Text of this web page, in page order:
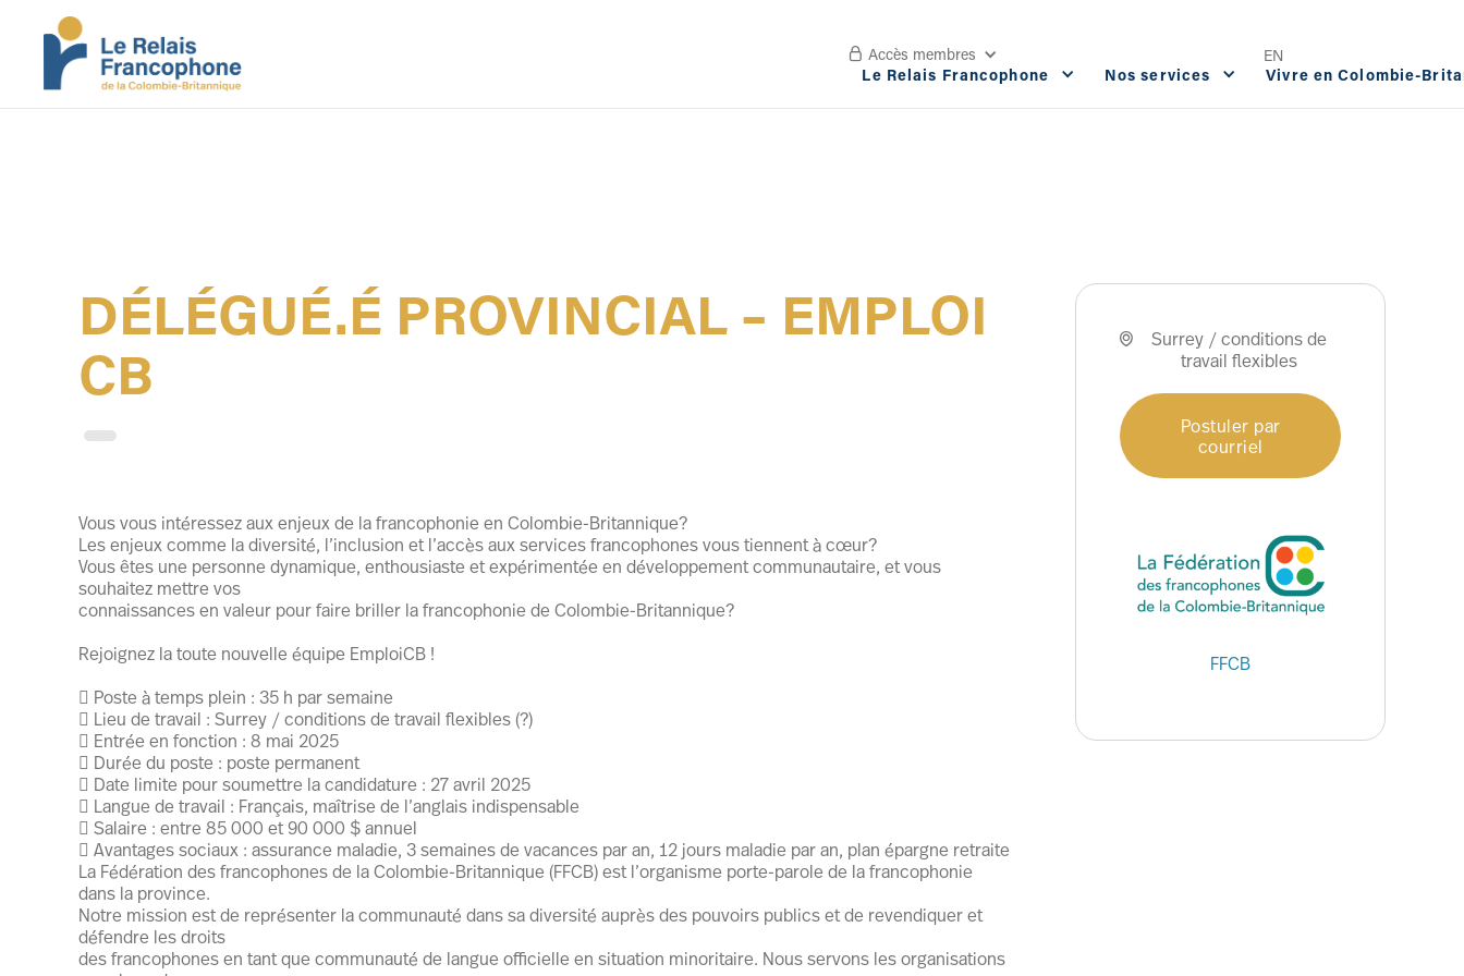
Le Relais Francophone Nos services Vivre en Colombie-
Accès membres EN
DÉLÉGUÉ.É PROVINCIAL – EMPLOI
CB
Vous vous intéressez aux enjeux de la francophonie en Colombie-Britannique?
Les enjeux comme la diversité, l’inclusion et l’accès aux services francophones vous tiennent à cœur?
Vous êtes une personne dynamique, enthousiaste et expérimentée en développement communautaire, et vous
souhaitez mettre vos
connaissances en valeur pour faire briller la francophonie de Colombie-Britannique?
Rejoignez la toute nouvelle équipe EmploiCB !
 Poste à temps plein : 35 h par semaine
 Lieu de travail : Surrey / conditions de travail flexibles (?)
 Entrée en fonction : 8 mai 2025
 Durée du poste : poste permanent
 Date limite pour soumettre la candidature : 27 avril 2025
 Langue de travail : Français, maîtrise de l’anglais indispensable
 Salaire : entre 85 000 et 90 000 $ annuel
 Avantages sociaux : assurance maladie, 3 semaines de vacances par an, 12 jours maladie par an, plan épargne retraite
La Fédération des francophones de la Colombie-Britannique (FFCB) est l’organisme porte-parole de la francophonie
dans la province.
Notre mission est de représenter la communauté dans sa diversité auprès des pouvoirs publics et de revendiquer et
défendre les droits
des francophones en tant que communauté de langue officielle en situation minoritaire. Nous servons les organisations

Surrey / conditions de
travail flexibles
Postuler par
courriel
FFCB